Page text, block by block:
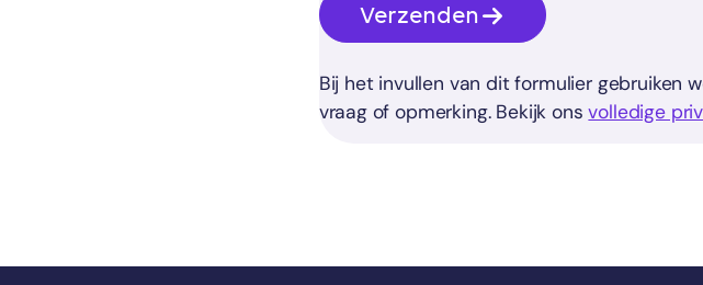
Verzenden
Bij het invullen van dit formulier gebruiken
vraag of opmerking. Bekijk onsvolledige